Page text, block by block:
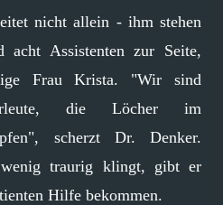
nicht allein - ihm stehen
Assistenten zur Seite,
Frau Krista. "Wir sind
die Löcher im
scherzt Dr. Denker.
traurig klingt, gibt er
Hilfe bekommen.